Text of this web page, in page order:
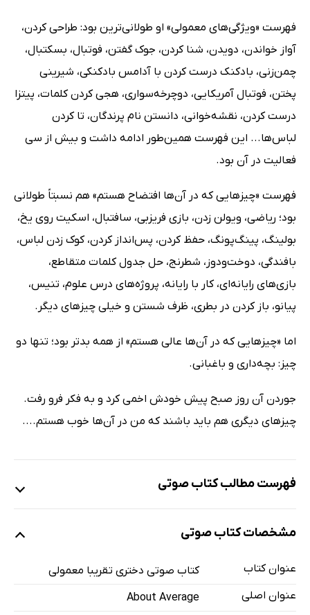
فهرست «ویژگی‌های معمولی» او طولانی‌ترین بود: طراحی کردن،
آواز خواندن، دویدن، شنا کردن، جوک گفتن، فوتبال، بسکتبال،
چمن‌زنی، بادکنک درست کردن با آدامس بادکنکی، شیرینی
پختن، فوتبال آمریکایی، دوچرخه‌سواری، هجی کردن کلمات، پیتزا
درست کردن، نقشه‌خوانی، دانستن نام پرندگان، تا کردن
لباس‌ها... این فهرست همین‌طور ادامه داشت و بیش از سی
فعالیت در آن بود.
فهرست «چیزهایی که در آن‌ها افتضاح هستم» هم نسبتاً طولانی
بود؛ ریاضی، ویولن زدن، بازی فریزبی، سافتبال، اسکیت روی یخ،
بولینگ، پینگ‌پونگ، حفظ کردن، پس‌انداز کردن، کوک زدن لباس،
بافندگی، دوخت‌ودوز، شطرنج، حل جدول کلمات متقاطع،
بازی‌های رایانه‌ای، کار با رایانه، پروژه‌های درس علوم، تنیس،
پیانو، باز کردن در بطری، ظرف شستن و خیلی چیزهای دیگر.
اما «چیزهایی که در آن‌ها عالی هستم» از همه بدتر بود؛ تنها دو
چیز: بچه‌داری و باغبانی.
جوردن آن روز صبح پیش خودش اخمی کرد و به فکر فرو رفت.
چیزهای دیگری هم باید باشند که من در آن‌ها خوب هستم....
فهرست مطالب کتاب صوتی
نمونه
47 دقیقه اطمینان
گرما و اعداد
مشخصات کتاب صوتی
عنوان کتاب
کتاب صوتی دختری تقریبا معمولی
عنوان اصلی
About Average